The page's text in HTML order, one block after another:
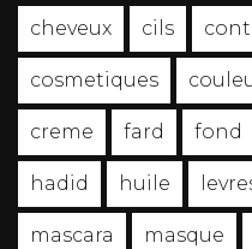
cheveux cils
cosmetiques
creme fard fond
hadid huile
mascara masque